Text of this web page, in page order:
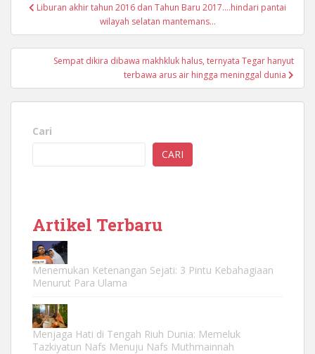
Liburan akhir tahun 2016 dan Tahun Baru 2017….hindari pantai
wilayah selatan mantemans…
Sempat dikira dibawa makhkluk halus, ternyata Tegar hanyut
terbawa arus air hingga meninggal dunia
Cari
CARI
Artikel Terbaru
Menemukan Ketenangan Sejati: 3 Pintu Kebahagiaan
Menurut Para Ulama
Menjaga Hati di Tengah Riuh Dunia: Memeluk
Tazkiyatun Nafs Menuju Nafs Muthmainnah